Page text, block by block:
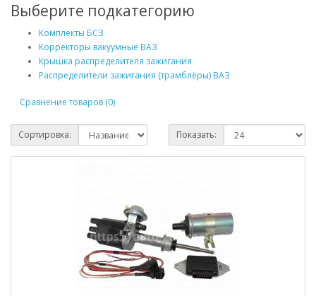
Выберите подкатегорию
Комплекты БСЗ
Корректоры вакуумные ВАЗ
Крышка распределителя зажигания
Распределители зажигания (трамблёры) ВАЗ
Сравнение товаров (0)
Сортировка: Показать: